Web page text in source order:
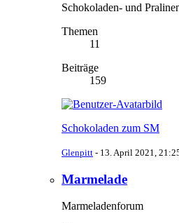
Schokoladen- und
Themen
11
Beiträge
159
Schokoladen zum SM
Glenpitt - 13. April 2021,
Marmelade
Marmeladenforum